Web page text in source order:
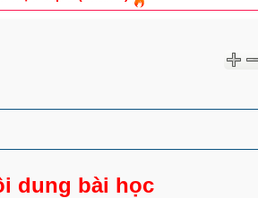
Boostrap (Phần 3)
tin tức (Bài 8)
dung bài học